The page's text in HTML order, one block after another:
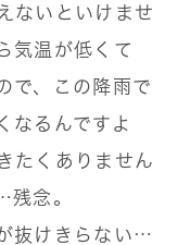
ないといけませ
気温が低くて
で、この降雨で
なるんですよ
たくありません
残念。
抜けきらない…